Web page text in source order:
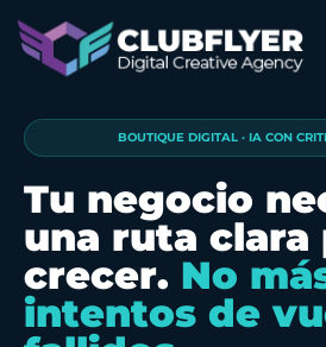
BOUTIQUE DIGITAL · IA CON
Tu negocio
una ruta clara
crecer. No
intentos de